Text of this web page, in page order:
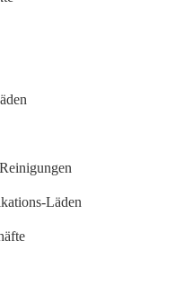
Läden